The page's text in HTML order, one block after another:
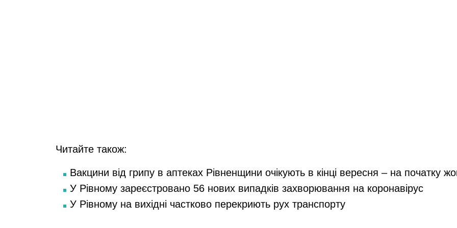
Читайте також:
Вакцини від грипу в аптеках Рівненщини очікують в кінці вересня – на початку
У Рівному зареєстровано 56 нових випадків захворювання на коронавірус
У Рівному на вихідні частково перекриють рух транспорту